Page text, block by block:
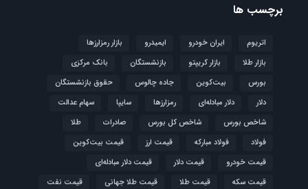
برچسب ها
اتریوم ایران خودرو ایمیدرو
بازار رمزارزها
بازار طلا
بازار کریپتو بازنشستگان
بانک مرکزی
بورس
بیت‌کوین جاده چالوس
حقوق بازنشستگان
دلار
دلار مبادله‌ای رمزارزها سایپا
سهام عدالت
شاخص بورس
شاخص کل بورس صادرات
طلا
فولاد
فولاد مبارکه قیمت ارز
قیمت بیت‌کوین
قیمت خودرو
قیمت دلار
قیمت دلار مبادله‌ای
قیمت سکه
قیمت طلا قیمت طلا جهانی
قیمت نفت